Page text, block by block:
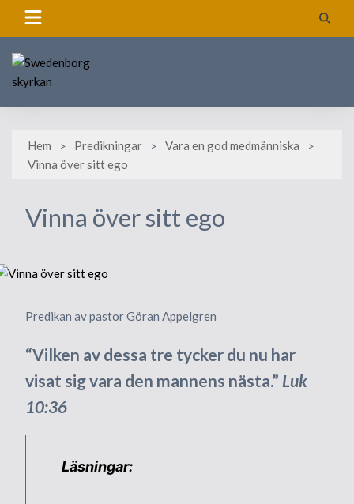
Hem Predikningar
Vara en god medmänniska
Vinna över sitt ego
Vinna över sitt ego
Predikan av pastor Göran Appelgren
“Vilken av dessa tre tycker du nu har
visat sig vara den mannens nästa.” Luk
10:36
Läsningar: